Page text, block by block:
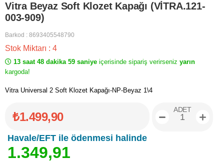
Vitra Beyaz Soft Klozet Kapağı (VİTRA.121-
003-909)
Barkod : 8693405548790
Stok Miktarı : 4
13 saat 48 dakika 59 saniye içerisinde sipariş verirseniz yarın
kargoda!
Vitra Universal 2 Soft Klozet Kapağı-NP-Beyaz 1\4
₺1.499,90
Havale/EFT ile ödenmesi halinde
1.349,91
ADET